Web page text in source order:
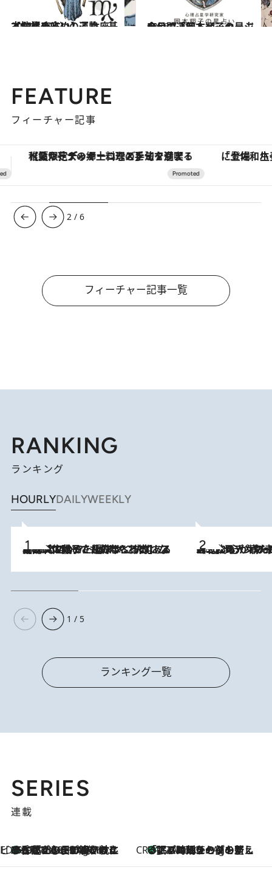
2021.12.1
【12星座占い】乙女座（おとめ座）の運勢、基本性格まとめ
占い 2026.7.31
今月の運勢＆メッセージを公開「岡本翔子の星占い」
占い
FEATURE
フィーチャー記事
【夏限定ディナーコース】旬を迎える稚鮎や花ズッキーニなどをイタリア・トスカーナの郷土料理の手法で満喫！
3 /6
フィーチャー記事一覧
RANKING
ランキング
HOURLYDAILYWEEKLY
2026.8.5
【阿川佐和子さんの年とる力】なぜ70代で始めた趣味は“こんなに楽しい”のか？ ピアノ、俳句…スランプに陥っても続けられる“ある秘訣”とは 2026.8.8
《北欧の人々の幸福度が高いのは…》元デンマーク親善大使が出会った“心が満たされる暮らし”「いいかげんにヒュッゲしなさい！」
1 / 5
ランキング一覧
SERIES
連載
ビューティいいもの集め EDITORS' BEST
17 Minutes Ago
35℃超えの日の夜、枕にひと吹き！ BAUMのルームスプレーが、ひのきの香りで心まで解きほぐす CREA'S CHOICE
17 Minutes Ago
「眠る時刻をセットする」——眠りの前を整える、バルミューダの新しいアプローチ